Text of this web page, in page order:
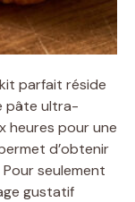
parfait réside
pâte ultra-
heures pour une
d’obtenir
seulement
gustatif